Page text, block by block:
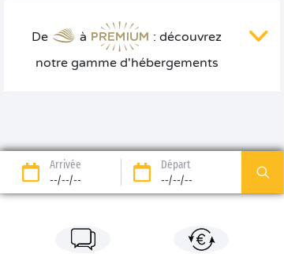
De à
: découvrez
notre gamme d'hébergements
Arrivée
--/--/--
Départ
--/--/--